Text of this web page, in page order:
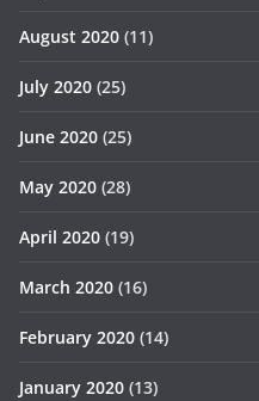
August 2020 (11)
July 2020 (25)
June 2020 (25)
May 2020 (28)
April 2020 (19)
March 2020 (16)
February 2020 (14)
January 2020 (13)